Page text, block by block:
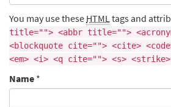
You may use these HTMLtags and
title=""> <abbr title="">
<blockquote cite=""> <cite>
<em> <i> <q cite=""> <s>
Name *